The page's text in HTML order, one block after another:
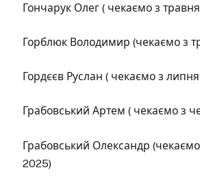
Гончарук Олег ( чекаємо з
Горблюк Володимир (чекаємо з
Гордєєв Руслан ( чекаємо з
Грабовський Артем ( чекаємо з
Грабовський Олександр
2025)